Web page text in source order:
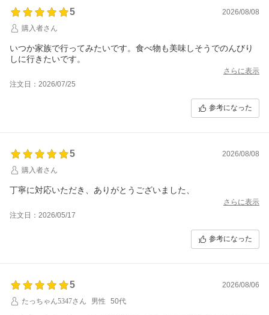
5
2026/08/08
購入者さん
いつか家族で行ってみたいです。食べ物も美味しそうでのんびり
しに行きたいです。
さらに表示
注文日：2026/07/25
参考になった
5
2026/08/08
購入者さん
丁寧に対応いただき、ありがとうございました、
さらに表示
注文日：2026/05/17
参考になった
5
2026/08/06
たっちゃん5347さん
男性 50代